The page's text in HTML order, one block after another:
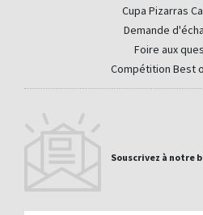
Cupa Pizarras
Demande
Foire aux
Compétition Best
Souscrivez à notre